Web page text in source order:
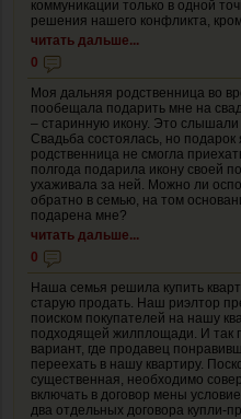
коммуникации только в одной
решения нашего конфликта,
читать дальше...
0
Моя дальняя родственница во
пообещала подарить мне на
– старинную икону. Это слышали
Свадьба состоялась, но подарок
родственница не смогла
полгода подарила икону своей
ухаживала за ней. Можно ли
обратно в семью, на том
подарена мне?
читать дальше...
0
Наша семья решила купить
старую продать. Наш риэлтор
поиском покупателей на нашу
подходящей жилплощади. И так
вариант, где продавец
переехать в нашу квартиру.
существенная, необходимо
включать в договор мены
два отдельных договора купли-